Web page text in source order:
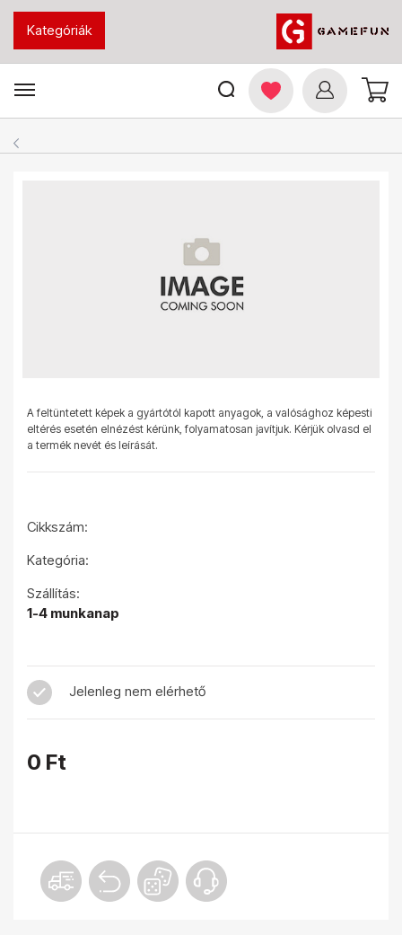
Kategóriák
A feltüntetett képek a gyártótól kapott anyagok, a valósághoz képesti
eltérés esetén elnézést kérünk, folyamatosan javítjuk. Kérjük olvasd el
a termék nevét és leírását.
Cikkszám:
Kategória:
Szállítás:
1-4 munkanap
Jelenleg nem elérhető
0 Ft